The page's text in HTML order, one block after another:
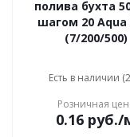
полива бухта
шагом 20 Aqua
(7/200/500)
Есть в наличии
Розничная
0.16 руб./